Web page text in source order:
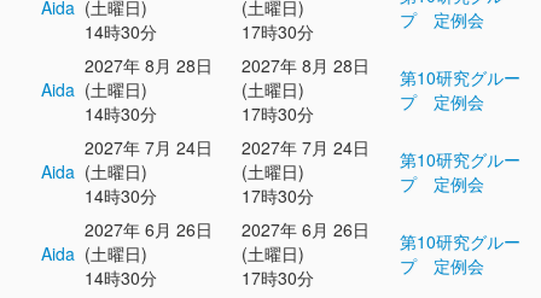
Aida (土曜日)
14時30分
(土曜日)
17時30分
プ 定例会
Aida
2027年 8月 28日
(土曜日)
14時30分
2027年 8月 28日
(土曜日)
17時30分
第10研究グルー
プ 定例会
Aida
2027年 7月 24日
(土曜日)
14時30分
2027年 7月 24日
(土曜日)
17時30分
第10研究グルー
プ 定例会
Aida
2027年 6月 26日
(土曜日)
14時30分
2027年 6月 26日
(土曜日)
17時30分
第10研究グルー
プ 定例会